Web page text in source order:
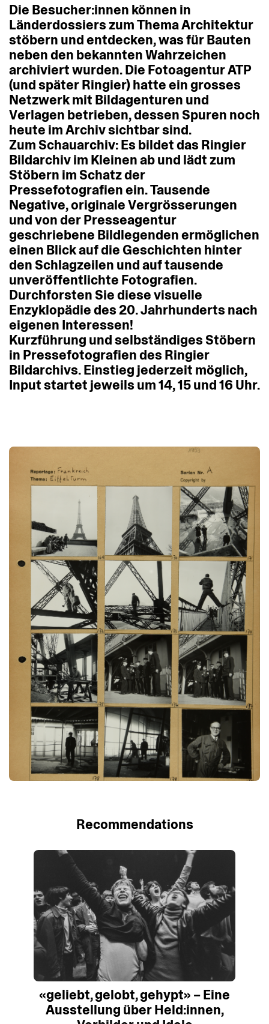
Die Besucher:innen können in
LänderdossierszumThemaArchitektur
stöbern undentdecken,wasfürBauten
nebenden bekanntenWahrzeichen
archiviertwurden.Die FotoagenturATP
(undspäterRingier)hatteeingrosses
Netzwerkmit Bildagenturen und
Verlagen betrieben,dessenSpuren noch
heute imArchivsichtbarsind.
ZumSchauarchiv:Es bildetdas Ringier
Bildarchivim Kleinenabund lädtzum
Stöbern imSchatzder
Pressefotografienein.Tausende
Negative,originaleVergrösserungen
undvonderPresseagentur
geschriebene Bildlegendenermöglichen
einen Blickaufdie Geschichten hinter
denSchlagzeilen undauftausende
unveröffentlichte Fotografien.
DurchforstenSiediesevisuelle
Enzyklopädiedes20.Jahrhunderts nach
eigenen Interessen!
Kurzführung undselbständigesStöbern
in Pressefotografiendes Ringier
Bildarchivs.Einstieg jederzeit möglich,
Inputstartet jeweils um14,15und16 Uhr.
Recommendations
«geliebt, gelobt, gehypt» ­– Eine
Ausstellung über Held:innen,